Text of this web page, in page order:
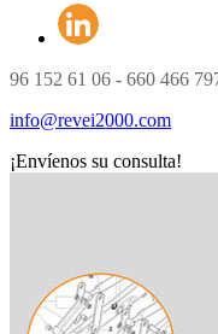
96 152 61 06 - 660 466
info@revei2000.com
¡Envíenos su consulta!